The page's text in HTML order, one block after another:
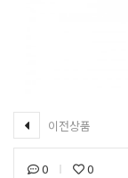
이전상품
0 0